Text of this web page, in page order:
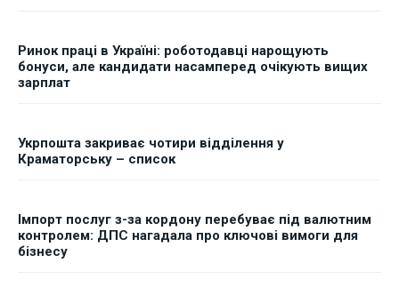
Ринок праці в Україні: роботодавці нарощують
бонуси, але кандидати насамперед очікують вищих
зарплат
Укрпошта закриває чотири відділення у
Краматорську – список
Імпорт послуг з-за кордону перебуває під валютним
контролем: ДПС нагадала про ключові вимоги для
бізнесу